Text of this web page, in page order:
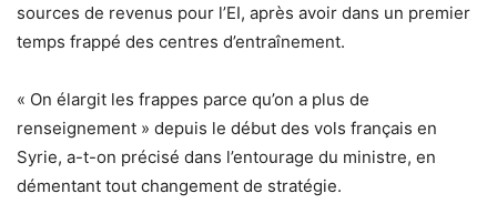
sources de revenus pour l’EI, après avoir dans un premier
temps frappé des centres d’entraînement.
« On élargit les frappes parce qu’on a plus de
renseignement » depuis le début des vols français en
Syrie, a-t-on précisé dans l’entourage du ministre, en
démentant tout changement de stratégie.